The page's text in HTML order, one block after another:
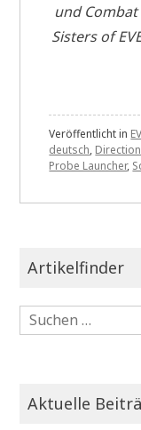
und
Sisters of
Veröffentlicht in
deutsch,
Probe Launcher,
Artikelfinder
Suchen
nach:
Aktuelle